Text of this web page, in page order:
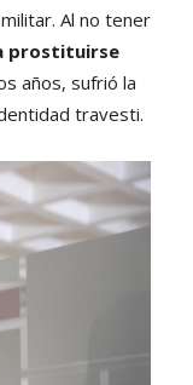
Al no tener
prostituirse
años, sufrió la
travesti.